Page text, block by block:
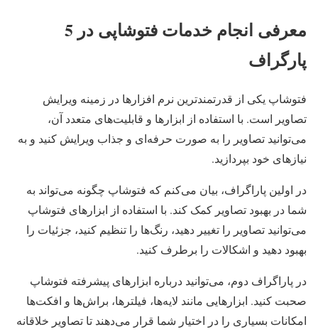
معرفی انجام خدمات فتوشاپی در 5
پارگراف
فتوشاپ یکی از قدرتمندترین نرم افزارها در زمینه ویرایش
تصاویر است. با استفاده از ابزارها و قابلیت‌های متعدد آن،
می‌توانید تصاویر را به صورت حرفه‌ای و جذاب ویرایش کنید و به
نیازهای خود بپردازید.
در اولین پاراگراف، بیان می‌کنم که فتوشاپ چگونه می‌تواند به
شما در بهبود تصاویر کمک کند. با استفاده از ابزارهای فتوشاپ
می‌توانید تصاویر را تغییر دهید، رنگ‌ها را تنظیم کنید، جزئیات را
بهبود دهید و اشکالات را برطرف کنید.
در پاراگراف دوم، می‌توانید درباره ابزارهای پیشرفته فتوشاپ
صحبت کنید. ابزارهایی مانند لایه‌ها، فیلترها، براش‌ها و افکت‌ها
امکانات بسیاری را در اختیار شما قرار می‌دهند تا تصاویر خلاقانه